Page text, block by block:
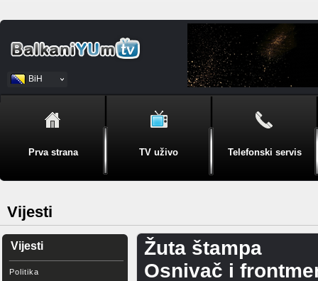
BiH
Srpski
Prva strana TV uživo Telefonski servis
Vijesti
Vijesti
Politika
Žuta štampa
Osnivač i